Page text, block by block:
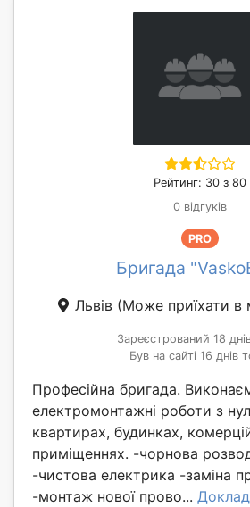
Рейтинг: 30 з 80
0 відгуків
PRO
Бригада
Львів (Може приїхати в
Зареєстрований 18
Був на сайті 16 днів
Професійна бригада.
електромонтажні роботи з
квартирах, будинках,
приміщеннях. -чорнова
-чистова електрика -заміна
-монтаж нової прово...